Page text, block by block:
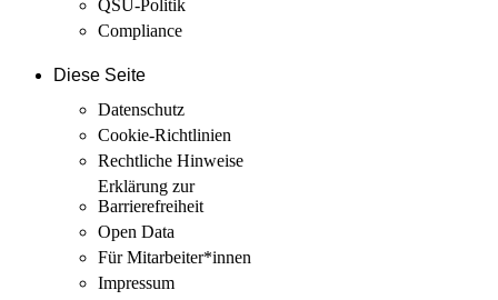
QSU-Politik
Compliance
Diese Seite
Datenschutz
Cookie-Richtlinien
Rechtliche Hinweise
Erklärung zur
Barrierefreiheit
Open Data
Für Mitarbeiter­*innen
Impressum